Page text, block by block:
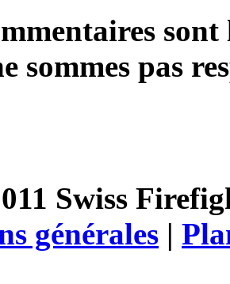
sommes pas
Swiss
générales |